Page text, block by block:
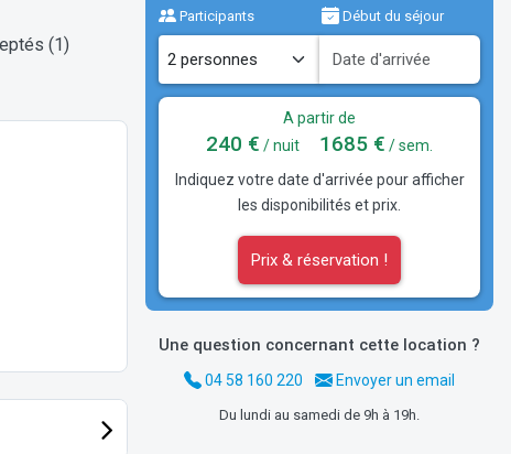
(1)
Participants Début du séjour
A partir de
240 € / nuit 1685 € / sem.
Indiquez votre date d'arrivée pour afficher
les disponibilités et prix.
Prix & réservation !
Une question concernant cette location ?
04 58 160 220 Envoyer un email
Du lundi au samedi de 9h à 19h.